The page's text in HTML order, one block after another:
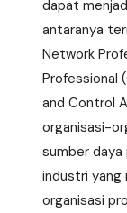
dapat
antaranya
Network
Professional
and Control
organisasi-
sumber daya
industri yang
organisasi